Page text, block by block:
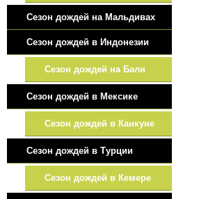
Сезон дождей на Мальдивах
Сезон дождей в Индонезии
Сезон дождей на Бали
Сезон дождей в Мексике
Сезон дождей в Канкуне
Сезон дождей в Турции
Сезон дождей в Кемере